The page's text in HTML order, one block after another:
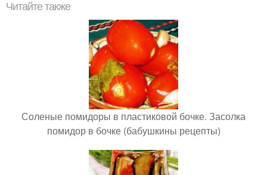
Читайте также
Соленые помидоры в пластиковой бочке. Засолка
помидор в бочке (бабушкины рецепты)